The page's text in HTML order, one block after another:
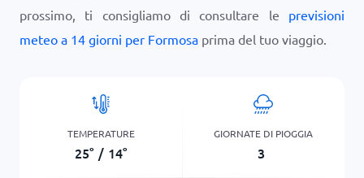
prossimo, ti consigliamo di consultare le previsioni
meteo a 14 giorni per Formosa prima del tuo viaggio.
TEMPERATURE
25° / 14°
GIORNATE DI PIOGGIA
3